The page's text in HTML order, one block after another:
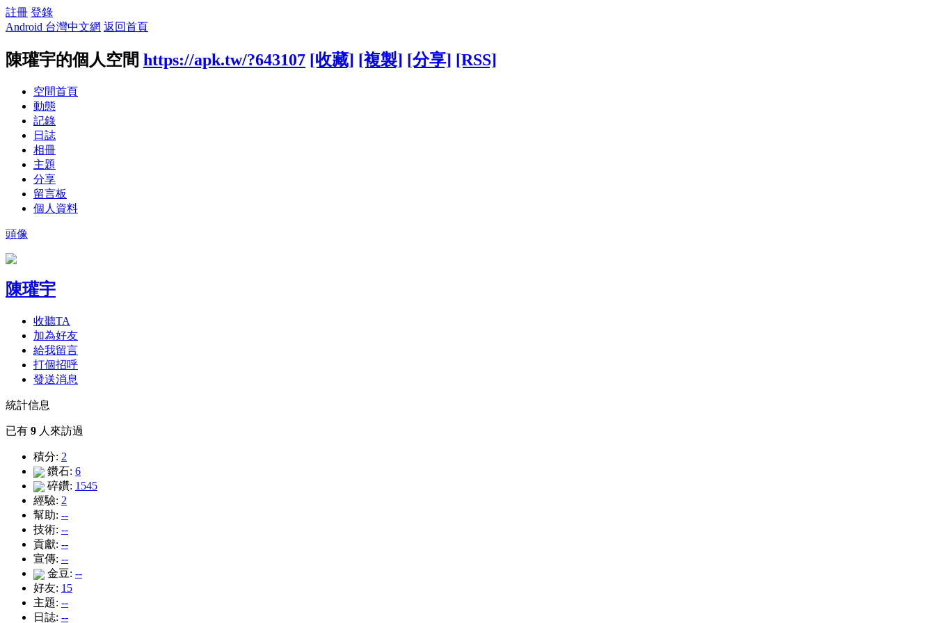
註冊 登錄
Android 台灣中文網 返回首頁
陳瓘宇的個人空間 https://apk.tw/?643107 [收藏] [複製] [分享] [RSS]
空間首頁
動態
記錄
日誌
相冊
主題
分享
留言板
個人資料
頭像
陳瓘宇
收聽TA
加為好友
給我留言
打個招呼
發送消息
統計信息
已有 9 人來訪過
積分: 2
鑽石: 6
碎鑽: 1545
經驗: 2
幫助: --
技術: --
貢獻: --
宣傳: --
金豆: --
好友: 15
主題: --
日誌: --